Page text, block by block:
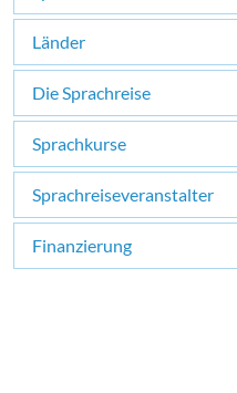
Länder
Die Sprachreise
Sprachkurse
Sprachreiseveranstalter
Finanzierung